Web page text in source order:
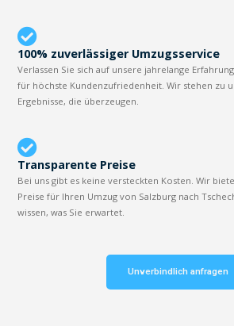
100% zuverlässiger Umzugsservice
Verlassen Sie sich auf unsere jahrelange
für höchste Kundenzufriedenheit. Wir stehen zu
Ergebnisse, die überzeugen.
Transparente Preise
Bei uns gibt es keine versteckten Kosten. Wir
Preise für Ihren Umzug von Salzburg nach
wissen, was Sie erwartet.
Unverbindlich anfragen